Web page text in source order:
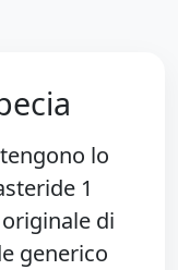
lo
1
di
generico